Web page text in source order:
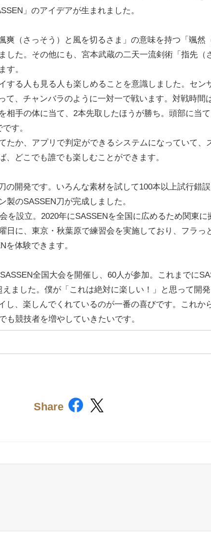
」のアイデアが生まれました。
爽（さっそう）と風を切るさま」の意味を持つ「颯然
した。その他にも、宮本武蔵の二天一流剣術「指先（
す。
する人も見る人も楽しめることを意識しました。セン
て、チャンバラのように一対一で戦います。対戦時間
相手の体に当て、2本先取したほうが勝ち。頭部に当
す。
たか、アプリで判定ができるシステムになっていて、
、どこでも誰でも楽しむことができます。
の開発です。いろんな素材を試して100本以上試行錯
製のSASSEN刀が完成しました。
を設立。2020年にSASSENを全国に広めるため関東に
日に、東京・秋葉原で練習会を実施しており、フラっ
を体験できます。
全国大会を開催し、60人が参加。これまでに
ました。僕が「これは絶対に楽しい！」と思って開
し、楽しんでくれているのが一番の喜びです。これか
も競技者を増やしていきたいです。
Share